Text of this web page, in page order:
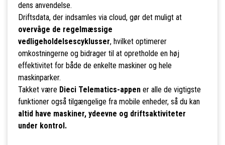
dens anvendelse.
Driftsdata, der indsamles via cloud, gør det muligt at
overvåge de regelmæssige
vedligeholdelsescyklusser, hvilket optimerer
omkostningerne og bidrager til at opretholde en høj
effektivitet for både de enkelte maskiner og hele
maskinparker.
Takket være Dieci Telematics-appener alle de vigtigste
funktioner også tilgængelige fra mobile enheder, så du kan
altid have maskiner, ydeevne og driftsaktiviteter
under kontrol.